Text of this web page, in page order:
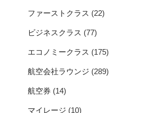
ファーストクラス (22)
ビジネスクラス (77)
エコノミークラス (175)
航空会社ラウンジ (289)
航空券 (14)
マイレージ (10)